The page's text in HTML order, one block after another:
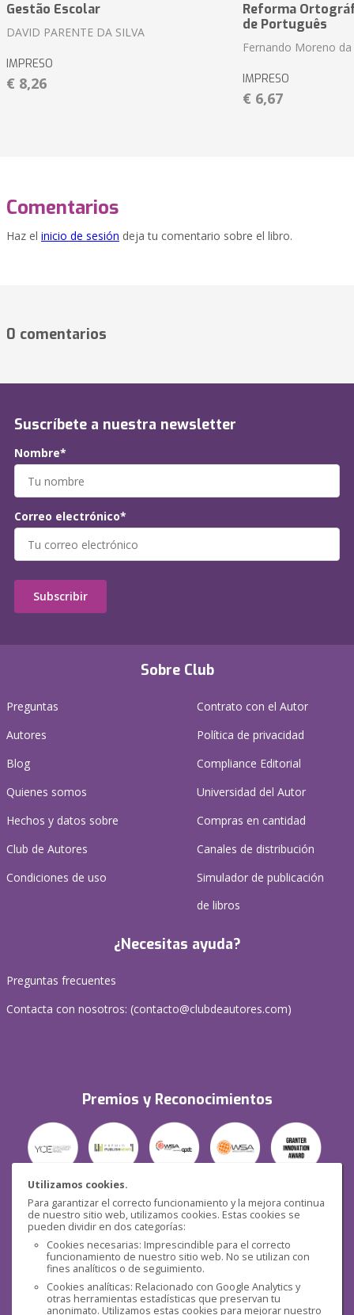
Utilizamos cookies.
Para garantizar el correcto funcionamiento y la mejora continua
de nuestro sitio web, utilizamos cookies. Estas cookies se
pueden dividir en dos categorías:
Cookies necesarias: Imprescindible para el correcto
funcionamiento de nuestro sitio web. No se utilizan con
fines analíticos o de seguimiento.
Cookies analíticas: Relacionado con Google Analytics y
otras herramientas estadísticas que preservan tu
anonimato. Utilizamos estas cookies para mejorar nuestro
Gestão Escolar
DAVID PARENTE DA SILVA
IMPRESO
€ 8,26
Reforma
de Português
Fernando Moreno da
IMPRESO
€ 6,67
Comentarios
Haz el inicio de sesión deja tu comentario sobre el libro.
0 comentarios
Sobre Club
Preguntas
Autores
Blog
Quienes somos
Hechos y datos sobre
Club de Autores
Condiciones de uso
Contrato con el Autor
Política de privacidad
Compliance Editorial
Universidad del Autor
Compras en cantidad
Canales de distribución
Simulador de publicación
de libros
¿Necesitas ayuda?
Preguntas frecuentes
Contacta con nosotros: (contacto@clubdeautores.com)
Premios y Reconocimientos
Seguridad
Suscríbete a nuestra newsletter
Nombre*
Correo electrónico*
Subscribir